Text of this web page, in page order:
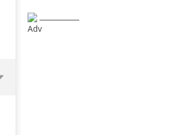
___________
Adv